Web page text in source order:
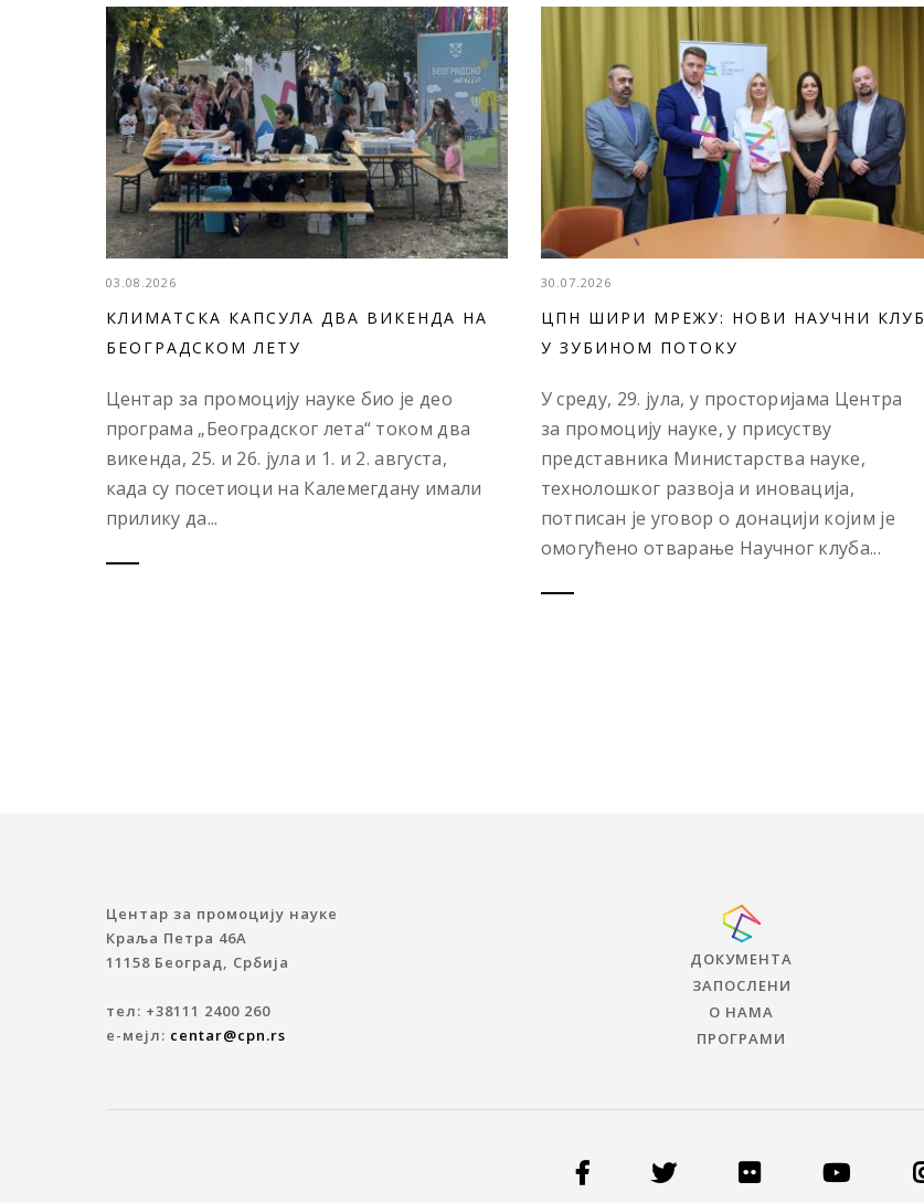
03.08.2026
КЛИМАТСКА КАПСУЛА ДВА ВИКЕНДА НА
БЕОГРАДСКОМ ЛЕТУ
Центар за промоцију науке био је део
програма „Београдског лета“ током два
викенда, 25. и 26. јула и 1. и 2. августа,
када су посетиоци на Калемегдану имали
прилику да...
30.07.2026
ЦПН ШИРИ МРЕЖУ: НОВИ НАУЧНИ КЛУБ
У ЗУБИНОМ ПОТОКУ
У среду, 29. јула, у просторијама Центра
за промоцију науке, у присуству
представника Министарства науке,
технолошког развоја и иновација,
потписан је уговор о донацији којим је
омогућено отварање Научног клуба...
Центар за промоцију науке
Краља Петра 46A
11158 Београд, Србија
тел: +38111 2400 260
е-мејл: centar@cpn.rs
ДОКУМЕНТА
ЗАПОСЛЕНИ
О НАМА
ПРОГРАМИ